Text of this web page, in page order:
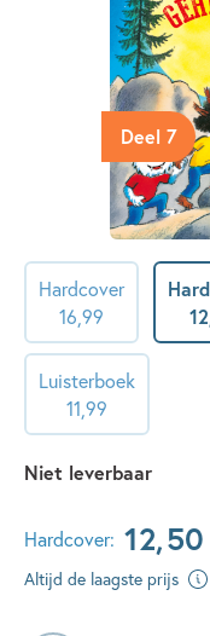
Deel 7
Hardcover
16,99
12
Luisterboek
11,99
Niet leverbaar
Hardcover: 12,50
Altijd de laagste prijs